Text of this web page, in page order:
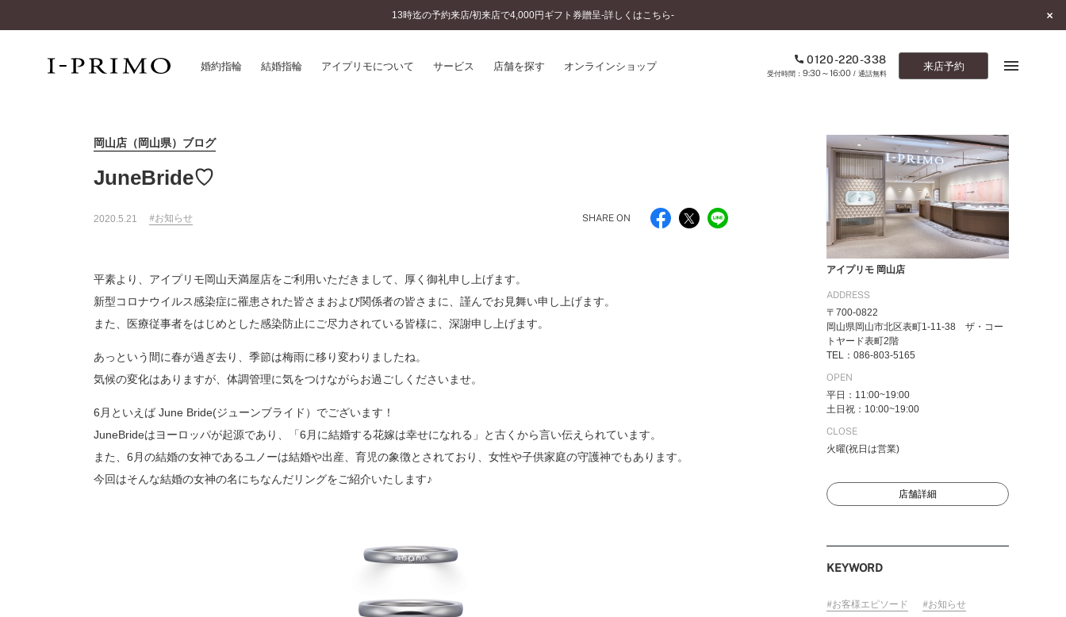
13時迄の予約来店/初来店で4,000円ギフト券贈呈-詳しくはこちら-
婚約指輪 結婚指輪 アイプリモについて サービス 店舗を探す オンラインショップ 0120-220-338
9:30～16:00/ 通話無料
来店予約
婚約指輪一覧
セットリング一覧
アニバーサリージュエリー一覧
パーフェクトプロポーズリング
婚約ネックレス
ダイヤモンドシェイプコレクション
ペールブラウンゴールド
コンセプトシリーズ
フラワリー
初空
アフターサービス
プロミスダイヤモンド&バースストー
ン
プロポーズサポート
ショップ
ショップブログ
ブックマーク
ONLINE SHOP
ご来店予約
予約専用ダイヤル
0120-220-338
カタログ請求
お問い合わせ
岡山店（岡山県）ブログ
JuneBride♡
2020.5.21 お知らせ SHARE ON
平素より、アイプリモ岡山天満屋店をご利用いただきまして、厚く御礼申し上げます。
新型コロナウイルス感染症に罹患された皆さまおよび関係者の皆さまに、謹んでお見舞い申し上げます。
また、医療従事者をはじめとした感染防止にご尽力されている皆様に、深謝申し上げます。
あっという間に春が過ぎ去り、季節は梅雨に移り変わりましたね。
気候の変化はありますが、体調管理に気をつけながらお過ごしくださいませ。
6月といえば June Bride(ジューンブライド）でございます！
JuneBrideはヨーロッパが起源であり、「6月に結婚する花嫁は幸せになれる」と古くから言い伝えられています。
また、6月の結婚の女神であるユノーは結婚や出産、育児の象徴とされており、女性や子供家庭の守護神でもあります。
今回はそんな結婚の女神の名にちなんだリングをご紹介いたします♪
アイプリモ 岡山店
ADDRESS
〒700-0822
岡山県岡山市北区表町1-11-38 ザ・コー
トヤード表町2階
TEL：086-803-5165
OPEN
平日：11:00~19:00
土日祝：10:00~19:00
CLOSE
火曜(祝日は営業)
店舗詳細
KEYWORD
お客様エピソード お知らせ